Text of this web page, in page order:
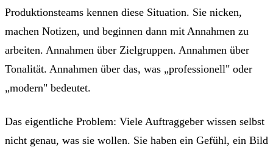
Produktionsteams kennen diese Situation. Sie nicken,
machen Notizen, und beginnen dann mit Annahmen zu
arbeiten. Annahmen über Zielgruppen. Annahmen über
Tonalität. Annahmen über das, was „professionell" oder
„modern" bedeutet.
Das eigentliche Problem: Viele Auftraggeber wissen selbst
nicht genau, was sie wollen. Sie haben ein Gefühl, ein Bild